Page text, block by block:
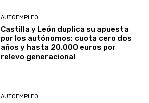
AUTOEMPLEO
Castilla y León duplica su apuesta
por los autónomos: cuota cero dos
años y hasta 20.000 euros por
relevo generacional
AUTOEMPLEO